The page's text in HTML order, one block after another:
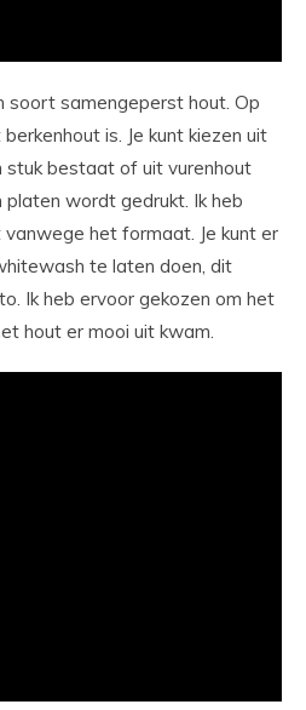
soort samengeperst hout. Op
is. Je kunt kiezen uit
stuk bestaat of uit vurenhout
wordt gedrukt. Ik heb
het formaat. Je kunt er
te laten doen, dit
Ik heb ervoor gekozen om het
hout er mooi uit kwam.